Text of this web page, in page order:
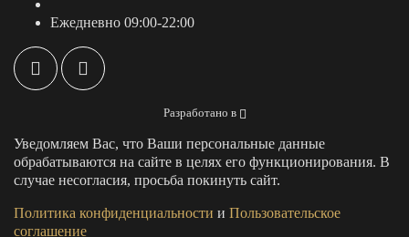
Уведомляем Вас, что Ваши персональные данные
обрабатываются на сайте в целях его функционирования. В
случае несогласия, просьба покинуть сайт.
Политика конфиденциальности и Пользовательское
соглашение
Ежедневно 09:00-22:00
Разработано в